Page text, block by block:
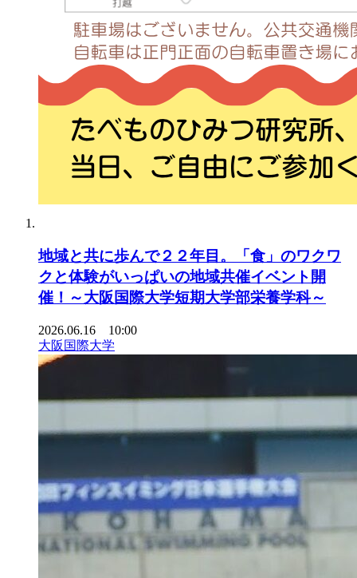
地域と共に歩んで２２年目。「食」のワクワ
クと体験がいっぱいの地域共催イベント開
催！～大阪国際大学短期大学部栄養学科～
2026.06.16 10:00
大阪国際大学